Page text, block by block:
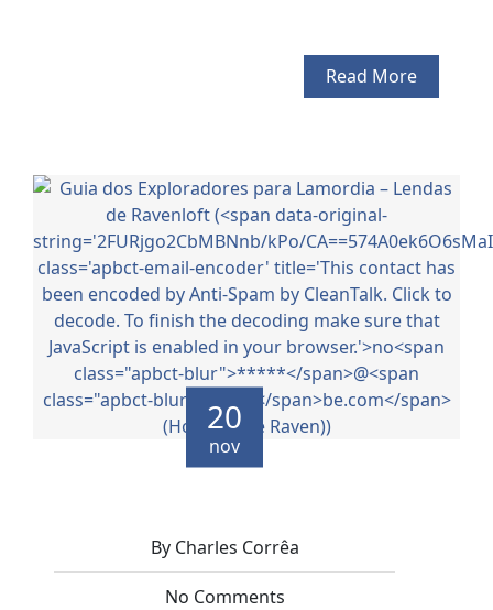
Read More
20
nov
By Charles Corrêa
No Comments